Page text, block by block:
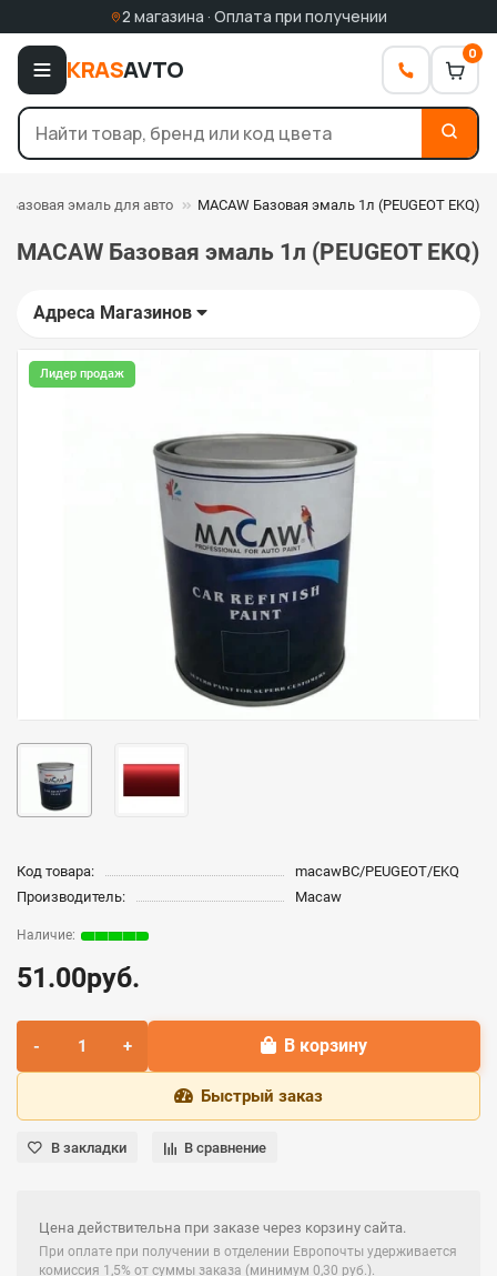
2 магазина · Оплата при получении
KRASAVTO
0
Базовая эмаль для авто MACAW Базовая эмаль 1л (PEUGEOT EKQ)
MACAW Базовая эмаль 1л (PEUGEOT EKQ)
Адреса Магазинов
Лидер продаж
Код товара:
macawBC/PEUGEOT/EKQ
Производитель:
Macaw
51.00руб.
В корзину
Быстрый заказ
В закладки В сравнение
Цена действительна при заказе через корзину сайта.
При оплате при получении в отделении Европочты удерживается
комиссия 1,5% от суммы заказа (минимум 0,30 руб.).